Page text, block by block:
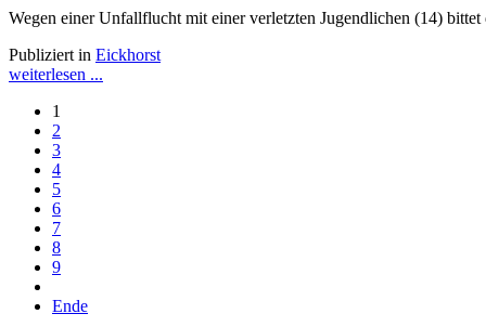
Wegen einer Unfallflucht mit einer verletzten Jugendlichen (14)
Publiziert in Eickhorst
weiterlesen ...
1
2
3
4
5
6
7
8
9
Ende